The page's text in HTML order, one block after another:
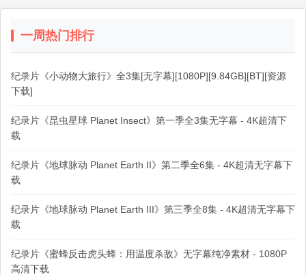
一周热门排行
纪录片《小动物大旅行》全3集[无字幕][1080P][9.84GB][BT][资源
下载]
纪录片《昆虫星球 Planet Insect》第一季全3集无字幕 - 4K超清下
载
纪录片《地球脉动 Planet Earth II》第二季全6集 - 4K超清无字幕下
载
纪录片《地球脉动 Planet Earth III》第三季全8集 - 4K超清无字幕下
载
纪录片《蜜蜂反击虎头蜂：用温度杀敌》无字幕纯净素材 - 1080P
高清下载